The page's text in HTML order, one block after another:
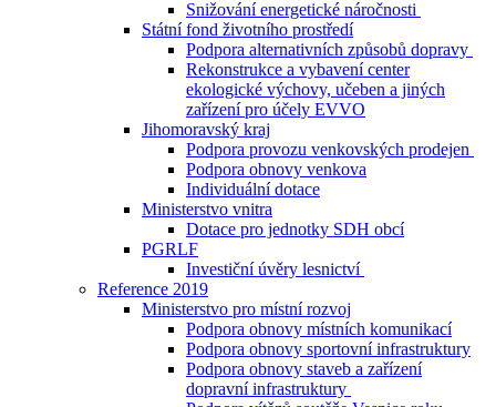
Snižování energetické náročnosti
Státní fond životního prostředí
Podpora alternativních způsobů dopravy
Rekonstrukce a vybavení center
ekologické výchovy, učeben a jiných
zařízení pro účely EVVO
Jihomoravský kraj
Podpora provozu venkovských prodejen
Podpora obnovy venkova
Individuální dotace
Ministerstvo vnitra
Dotace pro jednotky SDH obcí
PGRLF
Investiční úvěry lesnictví
Reference 2019
Ministerstvo pro místní rozvoj
Podpora obnovy místních komunikací
Podpora obnovy sportovní infrastruktury
Podpora obnovy staveb a zařízení
dopravní infrastruktury